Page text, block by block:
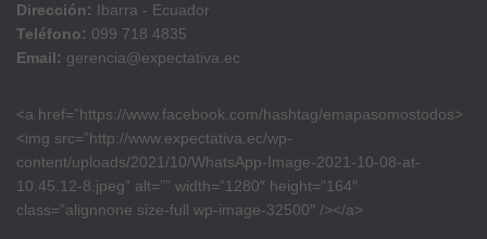
Dirección: Ibarra - Ecuador
Teléfono: 099 718 4835
Email: gerencia@expectativa.ec
<a href=”https://www.facebook.com/hashtag/emapasomostodos>
<img src=”http://www.expectativa.ec/wp-
content/uploads/2021/10/WhatsApp-Image-2021-10-08-at-
10.45.12-8.jpeg” alt=”” width=”1280″ height=”164″
class=”alignnone size-full wp-image-32500″ /></a>